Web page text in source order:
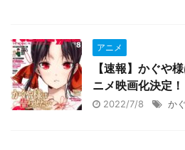
アニメ
【速報】かぐや
ニメ映画化決定！
2022/7/8 か